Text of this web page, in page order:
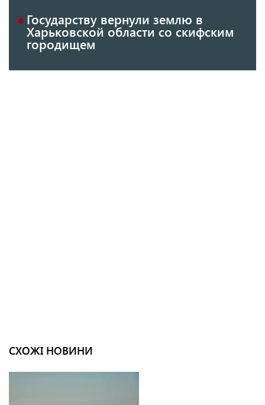
Государству вернули землю в
Харьковской области со скифским
городищем
СХОЖІ НОВИНИ